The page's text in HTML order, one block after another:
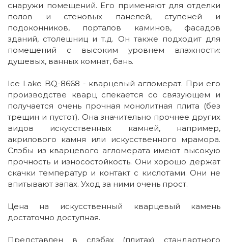
снаружи помещений. Его применяют для отделки
полов и стеновых панелей, ступеней и
подоконников, порталов каминов, фасадов
зданий, столешниц и т.д. Он также подходит для
помещений с высоким уровнем влажности:
душевых, ванных комнат, бань.
Ice Lake BQ-8668 - кварцевый агломерат. При его
производстве кварц спекается со связующем и
получается очень прочная монолитная плита (без
трещин и пустот). Она значительно прочнее других
видов искусственных камней, например,
акрилового камня или искусственного мрамора.
Слэбы из кварцевого агломерата имеют высокую
прочность и износостойкость. Они хорошо держат
скачки температур и контакт с кислотами. Они не
впитывают запах. Уход за ними очень прост.
Цена на искусственный кварцевый камень
достаточно доступная.
Представлен в слэбах (плитах) стандартного